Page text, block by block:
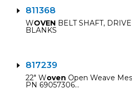
811368
WOVEN BELT SHAFT,
BLANKS
817239
22″ Woven Open Weave
PN 69057306…